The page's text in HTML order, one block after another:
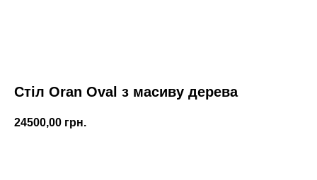
Стіл Oran Oval з масиву дерева
24500,00 грн.